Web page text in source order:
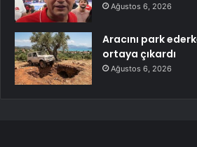
Ağustos 6, 2026
Aracını park
ortaya çıkardı
Ağustos 6, 2026